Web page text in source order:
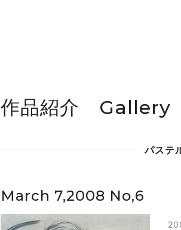
作品紹介 Gallery
パステ
March 7,2008 No,6